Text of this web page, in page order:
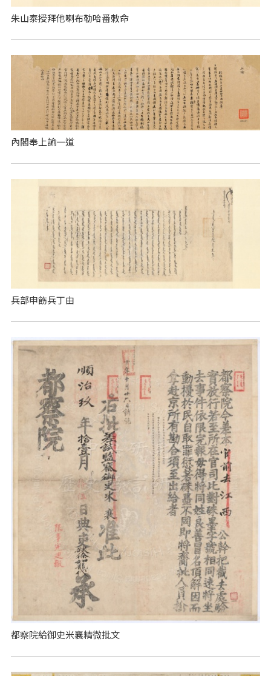
朱山泰授拜他喇布勒哈番敕命
內閣奉上諭一道
兵部申飭兵丁由
都察院給御史米襄精微批文